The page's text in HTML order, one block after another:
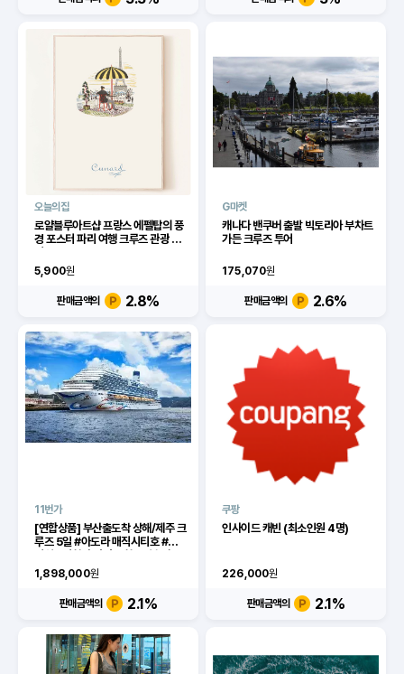
오늘의집
로얄블루아트샵 프랑스 에펠탑의 풍
경 포스터 파리 여행 크루즈 관광 그
5,900원
판매금액의 2.8%
G마켓
캐나다 밴쿠버 출발 빅토리아 부차트
가든 크루즈 투어
175,070원
판매금액의 2.6%
11번가
[연합상품] 부산출도착 상해/제주 크
루즈 5일 #아도라 매직시티호 #코니
행
1,898,000원
판매금액의 2.1%
쿠팡
인사이드 캐빈 (최소인원 4명)
226,000원
판매금액의 2.1%